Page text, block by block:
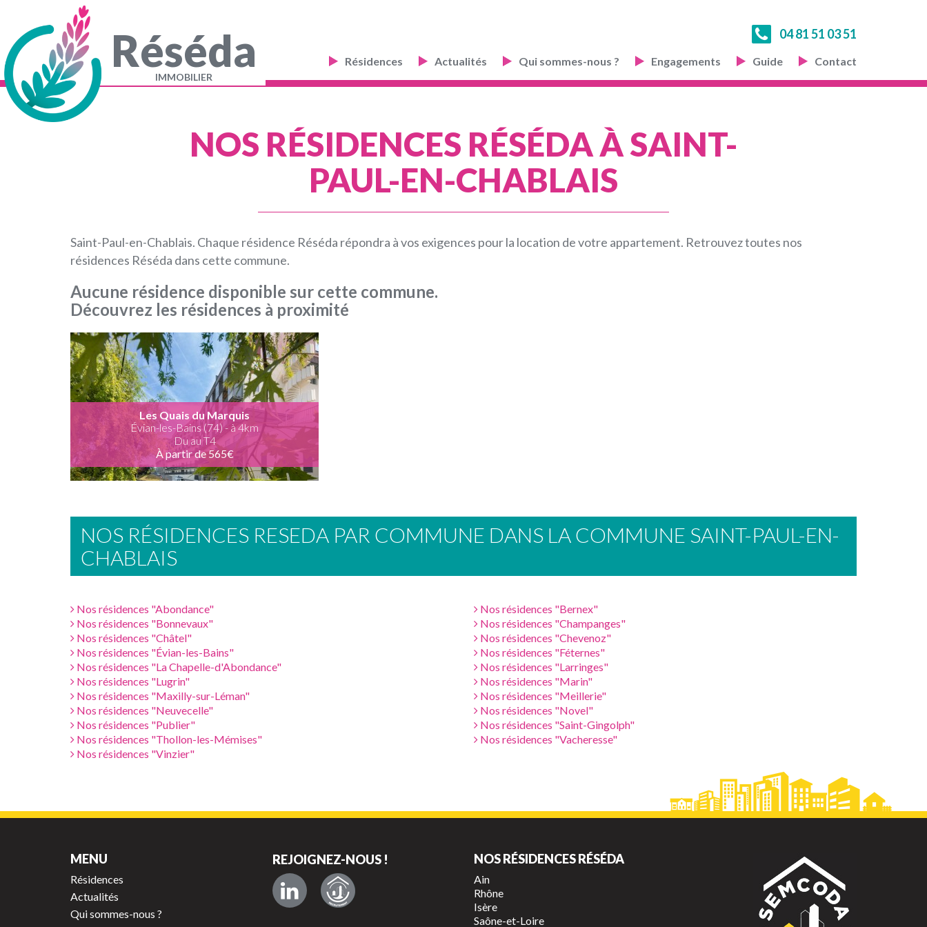
contenu
principal
Réséda
IMMOBILIER
04 81 51 03 51
Navigation
principale
Résidences Actualités Qui sommes-nous ? Engagements Guide Contact
NOS RÉSIDENCES RÉSÉDA À SAINT-
PAUL-EN-CHABLAIS
Saint-Paul-en-Chablais. Chaque résidence Réséda répondra à vos exigences pour la location de votre appartement. Retrouvez toutes nos
résidences Réséda dans cette commune.
Aucune résidence disponible sur cette commune.
Découvrez les résidences à proximité
Les Quais du Marquis
Évian-les-Bains (74) - à 4km
Du au T4
À partir de 565€
NOS RÉSIDENCES RESEDA PAR COMMUNE DANS LA COMMUNE SAINT-PAUL-EN-
CHABLAIS
Nos résidences "Abondance"
Nos résidences "Bernex"
Nos résidences "Bonnevaux"
Nos résidences "Champanges"
Nos résidences "Châtel"
Nos résidences "Chevenoz"
Nos résidences "Évian-les-Bains"
Nos résidences "Féternes"
Nos résidences "La Chapelle-d'Abondance"
Nos résidences "Larringes"
Nos résidences "Lugrin"
Nos résidences "Marin"
Nos résidences "Maxilly-sur-Léman"
Nos résidences "Meillerie"
Nos résidences "Neuvecelle"
Nos résidences "Novel"
Nos résidences "Publier"
Nos résidences "Saint-Gingolph"
Nos résidences "Thollon-les-Mémises"
Nos résidences "Vacheresse"
Nos résidences "Vinzier"
MENU
Résidences
Actualités
Qui sommes-nous ?
REJOIGNEZ-NOUS ! NOS RÉSIDENCES RÉSÉDA
Ain
Rhône
Isère
Saône-et-Loire